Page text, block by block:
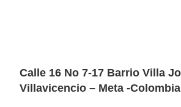
Calle 16 No 7-17 Barrio Villa
Villavicencio – Meta -Colombia